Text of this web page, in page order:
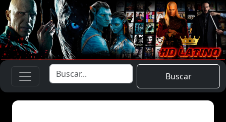
Buscar